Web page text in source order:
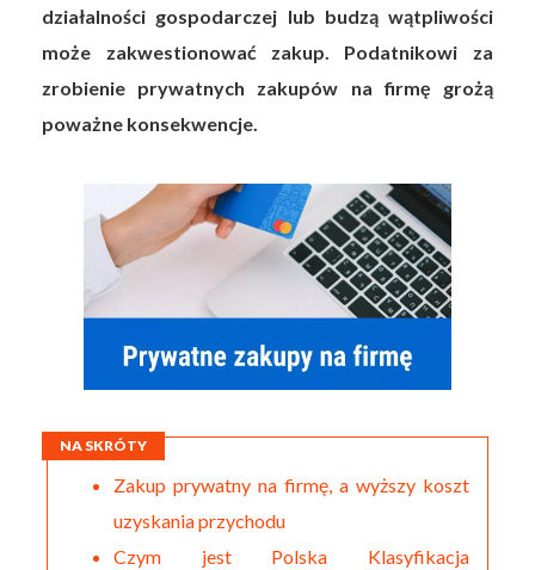
działalności gospodarczej lub budzą wątpliwości
może zakwestionować zakup. Podatnikowi za
zrobienie prywatnych zakupów na firmę grożą
poważne konsekwencje.
NA SKRÓTY
Zakup prywatny na firmę, a wyższy koszt
uzyskania przychodu
Czym jest Polska Klasyfikacja